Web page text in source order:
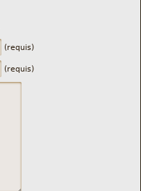
(requis)
(requis)